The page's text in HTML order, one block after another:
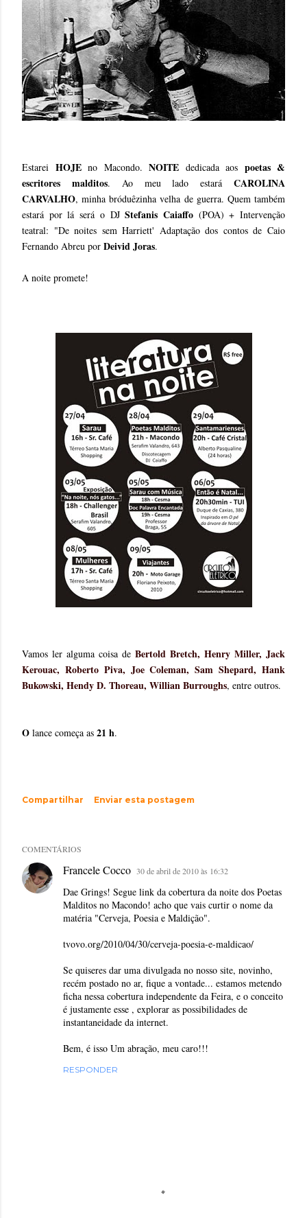
Estarei HOJE no Macondo. NOITE dedicada aos poetas &
escritores malditos. Ao meu lado estaráCAROLINA
CARVALHO, minha bróduêzinha velha de guerra. Quem também
estará por lá será o DJStefanis Caiaffo(POA) + Intervenção
teatral: "De noites sem Harriett' Adaptação dos contos de Caio
Fernando Abreu por Deivid Joras.
A noite promete!
Vamos ler alguma coisa de Bertold Bretch, Henry Miller, Jack
Kerouac, Roberto Piva, Joe Coleman, Sam Shepard, Hank
Bukowski, Hendy D. Thoreau, Willian Burroughs, entre outros.
O lance começa as 21 h.
Compartilhar Enviar esta postagem
COMENTÁRIOS
Francele Cocco 30 de abril de 2010 às 16:32
Dae Grings! Segue link da cobertura da noite dos Poetas
Malditos no Macondo! acho que vais curtir o nome da
matéria "Cerveja, Poesia e Maldição".
tvovo.org/2010/04/30/cerveja-poesia-e-maldicao/
Se quiseres dar uma divulgada no nosso site, novinho,
recém postado no ar, fique a vontade... estamos metendo
ficha nessa cobertura independente da Feira, e o conceito
é justamente esse , explorar as possibilidades de
instantaneidade da internet.
Bem, é isso Um abração, meu caro!!!
RESPONDER